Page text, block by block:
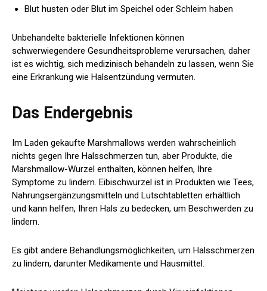
Blut husten oder Blut im Speichel oder Schleim haben
Unbehandelte bakterielle Infektionen können
schwerwiegendere Gesundheitsprobleme verursachen, daher
ist es wichtig, sich medizinisch behandeln zu lassen, wenn Sie
eine Erkrankung wie Halsentzündung vermuten.
Das Endergebnis
Im Laden gekaufte Marshmallows werden wahrscheinlich
nichts gegen Ihre Halsschmerzen tun, aber Produkte, die
Marshmallow-Wurzel enthalten, können helfen, Ihre
Symptome zu lindern. Eibischwurzel ist in Produkten wie Tees,
Nahrungsergänzungsmitteln und Lutschtabletten erhältlich
und kann helfen, Ihren Hals zu bedecken, um Beschwerden zu
lindern.
Es gibt andere Behandlungsmöglichkeiten, um Halsschmerzen
zu lindern, darunter Medikamente und Hausmittel.